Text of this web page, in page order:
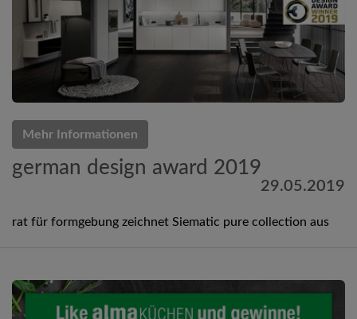
Mehr Informationen
german design award 2019
29.05.2019
rat für formgebung zeichnet Siematic pure collection aus